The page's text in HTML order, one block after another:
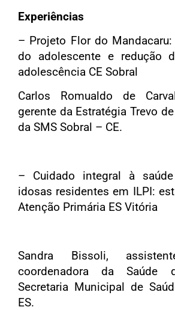
Experiências
– Projeto Flor do
do adolescente e redução
adolescência CE Sobral
Carlos Romualdo de
gerente da Estratégia Trevo
da SMS Sobral – CE.
– Cuidado integral à
idosas residentes em ILPI:
Atenção Primária ES Vitória
Sandra Bissoli,
coordenadora da
Secretaria Municipal de
ES.